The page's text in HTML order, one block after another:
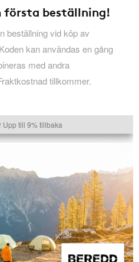
första beställning!
beställning vid köp av
kan användas en gång
med andra
tillkommer.
Upp till 9% tillbaka